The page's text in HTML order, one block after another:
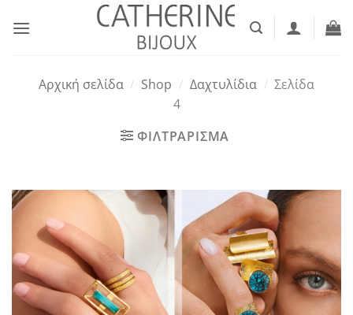
στο
Αρχική σελίδα / Shop / Δαχτυλίδια / Σελίδα
4
ΦΙΛΤΡΑΡΙΣΜΑ